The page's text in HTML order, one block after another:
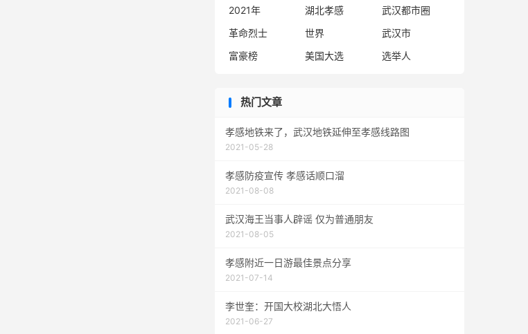
2021年
湖北孝感
武汉都市圈
革命烈士
世界
武汉市
富豪榜
美国大选 选举人
热门文章
孝感地铁来了，武汉地铁延伸至孝感线路图
2021-05-28
孝感防疫宣传 孝感话顺口溜
2021-08-08
武汉海王当事人辟谣 仅为普通朋友
2021-08-05
孝感附近一日游最佳景点分享
2021-07-14
李世奎：开国大校湖北大悟人
2021-06-27